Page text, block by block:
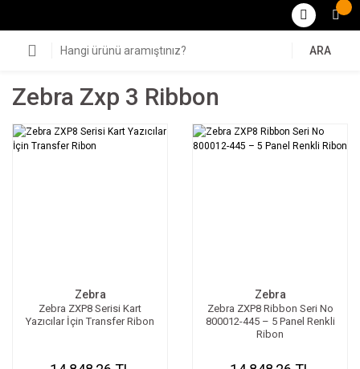
ARA
Zebra Zxp 3 Ribbon
Zebra
Zebra ZXP8 Serisi Kart
Yazıcılar İçin Transfer Ribon
Zebra
Zebra ZXP8 Ribbon Seri No
800012-445 – 5 Panel Renkli
Ribon